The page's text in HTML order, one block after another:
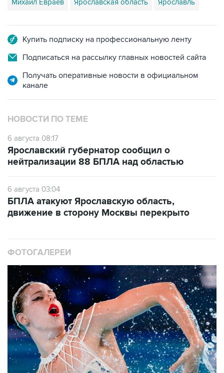
Михаил Евраев Ярославская область Ярославль
Купить подписку на профессиональную ленту
Подписаться на рассылку главных новостей сайта
Получать оперативные новости в официальном
канале
НОВОСТИ ПО ТЕМЕ
6 августа 08:17
Ярославский губернатор сообщил о
нейтрализации 88 БПЛА над областью
6 августа 03:04
БПЛА атакуют Ярославскую область,
движение в сторону Москвы перекрыто
ФОТОГАЛЕРЕИ